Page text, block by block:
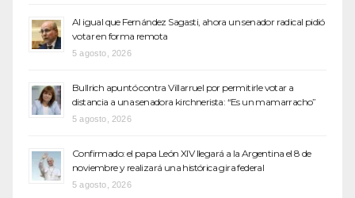
Al igual que Fernández Sagasti, ahora un senador radical pidió
votar en forma remota
5 agosto, 2026
Bullrich apuntó contra Villarruel por permitirle votar a
distancia a una senadora kirchnerista: “Es un mamarracho”
5 agosto, 2026
Confirmado: el papa León XIV llegará a la Argentina el 8 de
noviembre y realizará una histórica gira federal
5 agosto, 2026